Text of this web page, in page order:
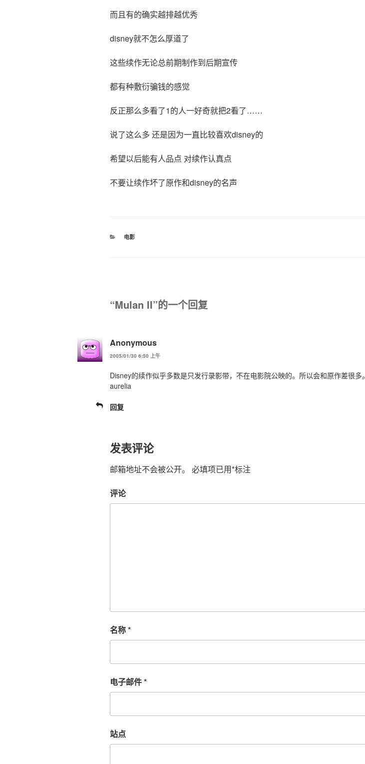
而且有的确实越排越优秀
disney就不怎么厚道了
这些续作无论总前期制作到后期宣传
都有种敷衍骗钱的感觉
反正那么多看了1的人一好奇就把2看了……
说了这么多 还是因为一直比较喜欢disney的
希望以后能有人品点 对续作认真点
不要让续作坏了原作和disney的名声
分
电影
“Mulan II”的一个回复
Anonymous
2005/01/30 6:50 上午
Disney的续作似乎多数是只发行录影带，不在电影院公映的。所以会和原作差很多。
aurelia
回复
发表评论
邮箱地址不会被公开。 必填项已用*标注
评论
名称*
电子邮件*
站点